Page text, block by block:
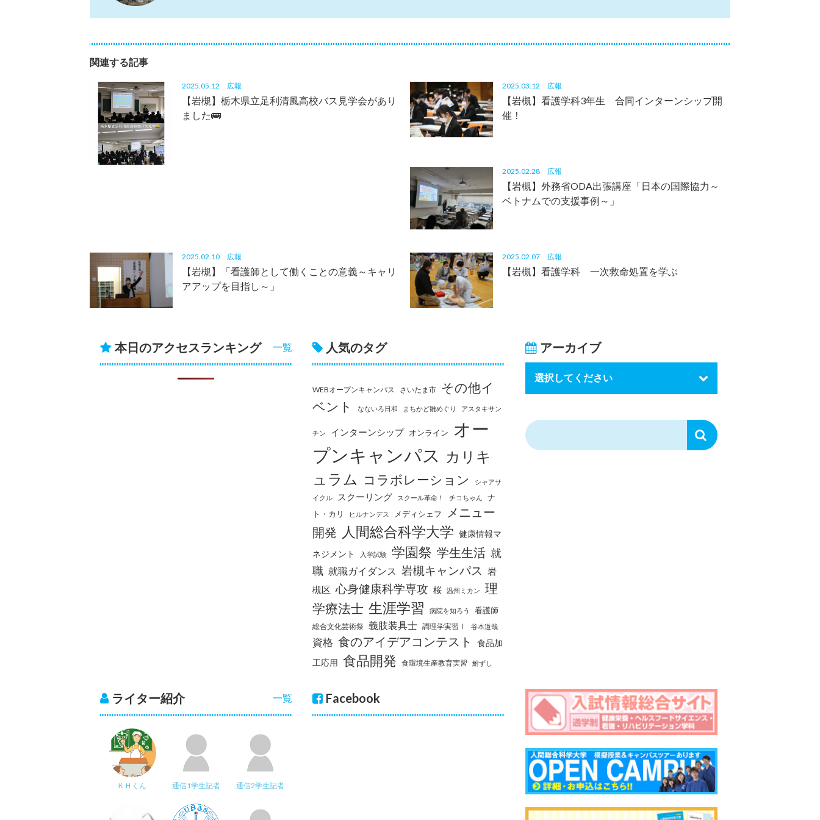
関連する記事
2025.05.12 広報
【岩槻】栃木県立足利清風高校バス見学会があり
ました🚌
2025.03.12 広報
【岩槻】看護学科3年生 合同インターンシップ開
催！
2025.02.28 広報
【岩槻】外務省ODA出張講座「日本の国際協力～
ベトナムでの支援事例～」
2025.02.10 広報
【岩槻】「看護師として働くことの意義～キャリ
アアップを目指し～」
2025.02.07 広報
【岩槻】看護学科 一次救命処置を学ぶ
一覧
本日のアクセスランキング 人気のタグ
WEBオープンキャンパス さいたま市 その他イ
ベント
なないろ日和 まちかど雛めぐり アスタキサン
チン インターンシップ オンライン
オー
プンキャンパス カリキ
ュラム コラボレーション
シャアサ
イクル
スクーリング スクール革命！ チコちゃん
ナ
ト・カリ
ヒルナンデス メディシェフ
メニュー
開発 人間総合科学大学 健康情報マ
ネジメント
入学試験 学園祭 学生生活 就
職 就職ガイダンス 岩槻キャンパス
岩
槻区 心身健康科学専攻 桜 温州ミカン
理
学療法士 生涯学習 病院を知ろう 看護師
総合文化芸術祭 義肢装具士 調理学実習Ⅰ 谷本道哉
資格 食のアイデアコンテスト
食品加
工応用 食品開発 食環境生産教育実習 鮒ずし
アーカイブ
一覧
ライター紹介
ＫＨくん 通信1学生記者 通信2学生記者
Facebook